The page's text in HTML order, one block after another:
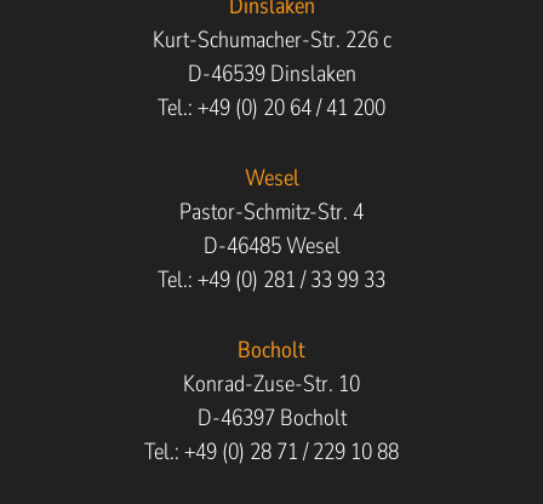
Kurt-Schumacher-Str. 226 c
D-46539 Dinslaken
Tel.: +49 (0) 20 64 / 41 200
Wesel
Pastor-Schmitz-Str. 4
D-46485 Wesel
Tel.: +49 (0) 281 / 33 99 33
Bocholt
Konrad-Zuse-Str. 10
D-46397 Bocholt
Tel.: +49 (0) 28 71 / 229 10 88